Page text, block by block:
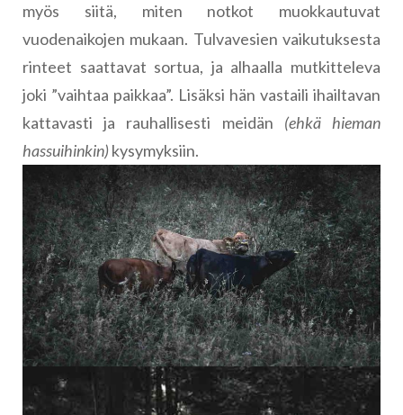
myös siitä, miten notkot muokkautuvat
vuodenaikojen mukaan. Tulvavesien vaikutuksesta
rinteet saattavat sortua, ja alhaalla mutkitteleva
joki ”vaihtaa paikkaa”. Lisäksi hän vastaili ihailtavan
kattavasti ja rauhallisesti meidän (ehkä hieman
hassuihinkin)kysymyksiin.